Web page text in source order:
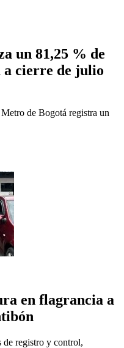
un 81,25 % de
a cierre de julio
de Bogotá registra un
en flagrancia a
de registro y control,